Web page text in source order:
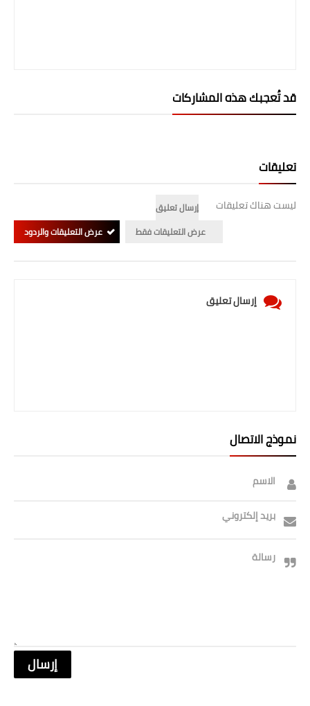
قد تُعجبك هذه المشاركات
تعليقات
ليست هناك تعليقات
إرسال تعليق
عرض التعليقات فقط
عرض التعليقات والردود
إرسال تعليق
نموذج الاتصال
الاسم
بريد إلكتروني
رسالة